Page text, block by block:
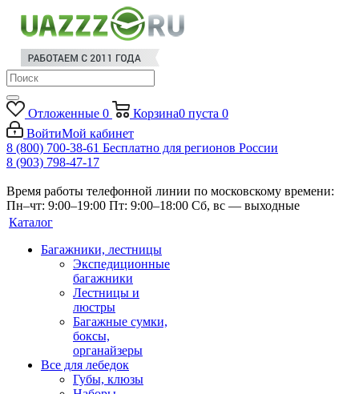
Отложенные 0 Корзина0 пуста 0
ВойтиМой кабинет
8 (800) 700-38-61 Бесплатно для регионов России
8 (903) 798-47-17
Время работы телефонной линии по московскому времени:
Пн–чт: 9:00–19:00 Пт: 9:00–18:00 Сб, вс — выходные
Каталог
Багажники, лестницы
Экспедиционные
багажники
Лестницы и
люстры
Багажные сумки,
боксы,
органайзеры
Все для лебедок
Губы, клюзы